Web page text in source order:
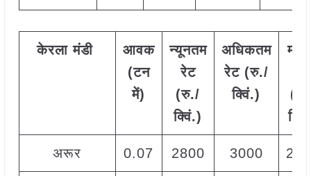
केरला मंडी
आवक
(टन
में)
न्यूनतम
रेट
(रु./
क्विं.)
अधिकतम
रेट (रु./
क्विं.)
(
अरूर 0.07 2800 3000